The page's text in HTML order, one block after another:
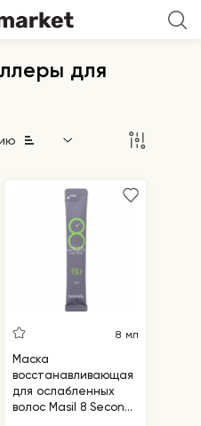
для
8 мл
Маска
восстанавливающая
для ослабленных
волос Masil 8 Seconds